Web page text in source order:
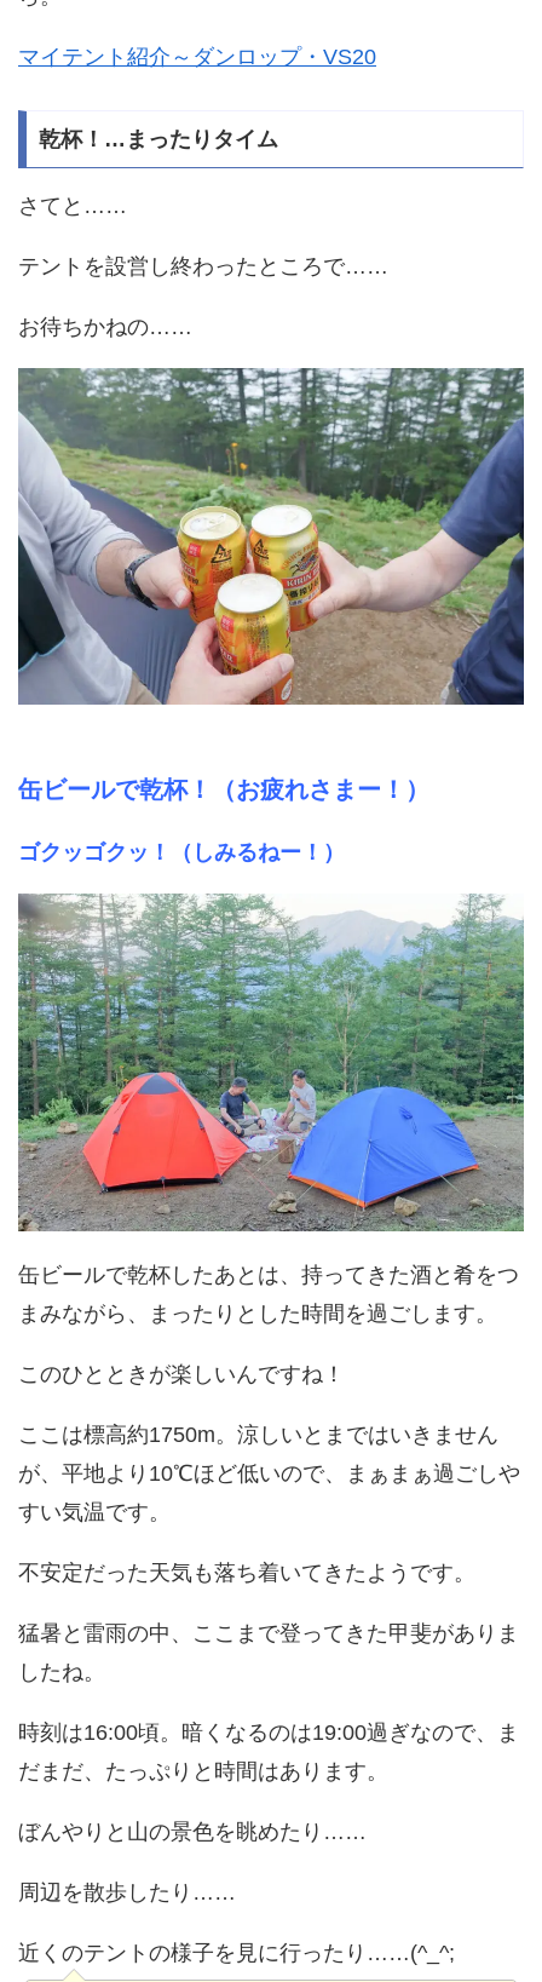
マイテント紹介～ダンロップ・VS20
乾杯！…まったりタイム
さてと……
テントを設営し終わったところで……
お待ちかねの……
缶ビールで乾杯！（お疲れさまー！）
ゴクッゴクッ！（しみるねー！）
缶ビールで乾杯したあとは、持ってきた酒と肴をつ
まみながら、まったりとした時間を過ごします。
このひとときが楽しいんですね！
ここは標高約1750m。涼しいとまではいきません
が、平地より10℃ほど低いので、まぁまぁ過ごしや
すい気温です。
不安定だった天気も落ち着いてきたようです。
猛暑と雷雨の中、ここまで登ってきた甲斐がありま
したね。
時刻は16:00頃。暗くなるのは19:00過ぎなので、ま
だまだ、たっぷりと時間はあります。
ぼんやりと山の景色を眺めたり……
周辺を散歩したり……
近くのテントの様子を見に行ったり……(^_^;